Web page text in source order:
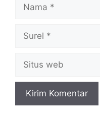
Surel
Situs
web